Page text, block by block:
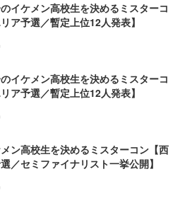
イケメン高校生を決めるミスターコ
ア予選／暫定上位12人発表】
イケメン高校生を決めるミスターコ
ア予選／暫定上位12人発表】
ン高校生を決めるミスターコン【西
／セミファイナリスト一挙公開】